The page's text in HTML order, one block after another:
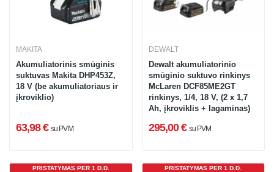
MAKITA
Akumuliatorinis smūginis
suktuvas Makita DHP453Z,
18 V (be akumuliatoriaus ir
įkroviklio)
63,98 € su PVM
DEWALT
Dewalt akumuliatorinio
smūginio suktuvo rinkinys
McLaren DCF85ME2GT
rinkinys, 1/4, 18 V, (2 x 1,7
Ah, įkroviklis + lagaminas)
295,00 € su PVM
PRISTATYMAS PER 1 D.D. PRISTATYMAS PER 1 D.D.